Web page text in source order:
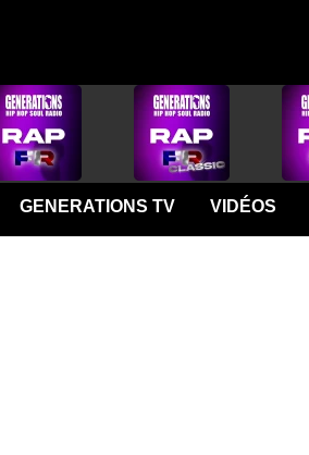
GENERATIONS TV VIDÉOS